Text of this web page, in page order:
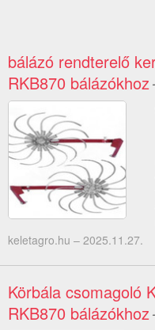
bálázó rendterelő
RKB870 bálázókhoz
keletagro.hu – 2025.11.27.
Körbála csomagoló
RKB870 bálázókhoz